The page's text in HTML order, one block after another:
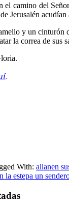
camino del
Jerusalén
y un
la correa de
.
With: allanen
la estepa un